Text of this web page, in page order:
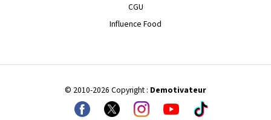
CGU
Influence Food
© 2010-2026 Copyright : Demotivateur